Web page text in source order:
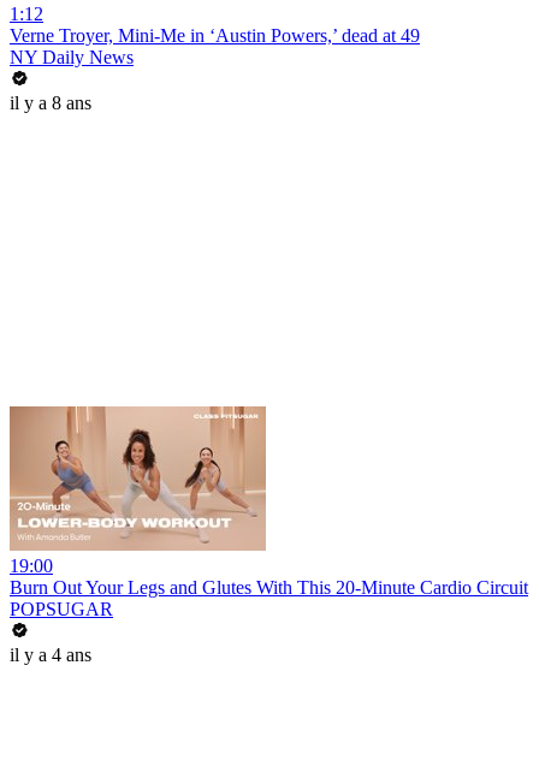
1:12
Verne Troyer, Mini-Me in ‘Austin Powers,’ dead at 49
NY Daily News
il y a 8 ans
19:00
Burn Out Your Legs and Glutes With This 20-Minute Cardio Circuit
POPSUGAR
il y a 4 ans